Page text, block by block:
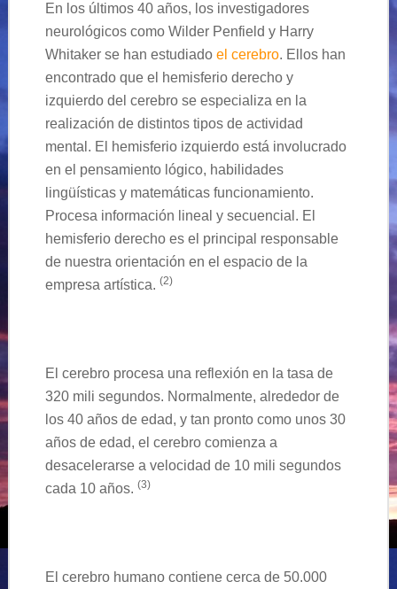
En los últimos 40 años, los investigadores
neurológicos como Wilder Penfield y Harry
Whitaker se han estudiado el cerebro. Ellos han
encontrado que el hemisferio derecho y
izquierdo del cerebro se especializa en la
realización de distintos tipos de actividad
mental. El hemisferio izquierdo está involucrado
en el pensamiento lógico, habilidades
lingüísticas y matemáticas funcionamiento.
Procesa información lineal y secuencial. El
hemisferio derecho es el principal responsable
de nuestra orientación en el espacio de la
empresa artística. (2)
El cerebro procesa una reflexión en la tasa de
320 mili segundos. Normalmente, alrededor de
los 40 años de edad, y tan pronto como unos 30
años de edad, el cerebro comienza a
desacelerarse a velocidad de 10 mili segundos
cada 10 años. (3)
El cerebro humano contiene cerca de 50.000